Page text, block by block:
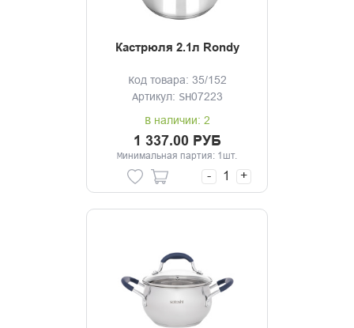
Кастрюля 2.1л Rondy
Код товара: 35/152
Артикул: SH07223
В наличии: 2
1 337.00 РУБ
Минимальная партия: 1шт.
- +